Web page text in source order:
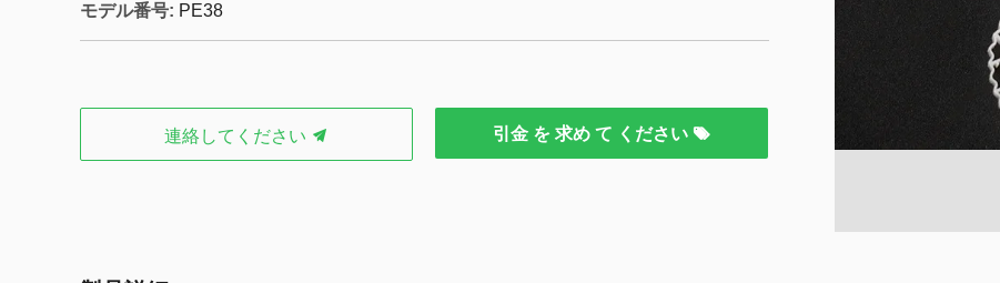
モデル番号: PE38
連絡してください 引金 を 求め て ください